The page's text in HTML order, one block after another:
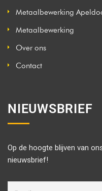
Metaalbewerking
Metaalbewerking
Over ons
Contact
NIEUWSBRIEF
Op de hoogte blijven van
nieuwsbrief!